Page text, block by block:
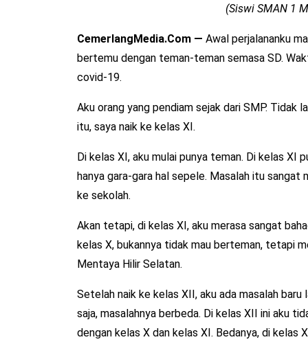
(Siswi SMAN 1
CemerlangMedia.Com — Awal perjalananku
bertemu dengan teman-teman semasa SD.
covid-19.
Aku orang yang pendiam sejak dari SMP. Tidak
itu, saya naik ke kelas XI.
Di kelas XI, aku mulai punya teman. Di kelas XI
hanya gara-gara hal sepele. Masalah itu
ke sekolah.
Akan tetapi, di kelas XI, aku merasa sangat
kelas X, bukannya tidak mau berteman, tetapi
Mentaya Hilir Selatan.
Setelah naik ke kelas XII, aku ada masalah
saja, masalahnya berbeda. Di kelas XII ini aku
dengan kelas X dan kelas XI. Bedanya, di